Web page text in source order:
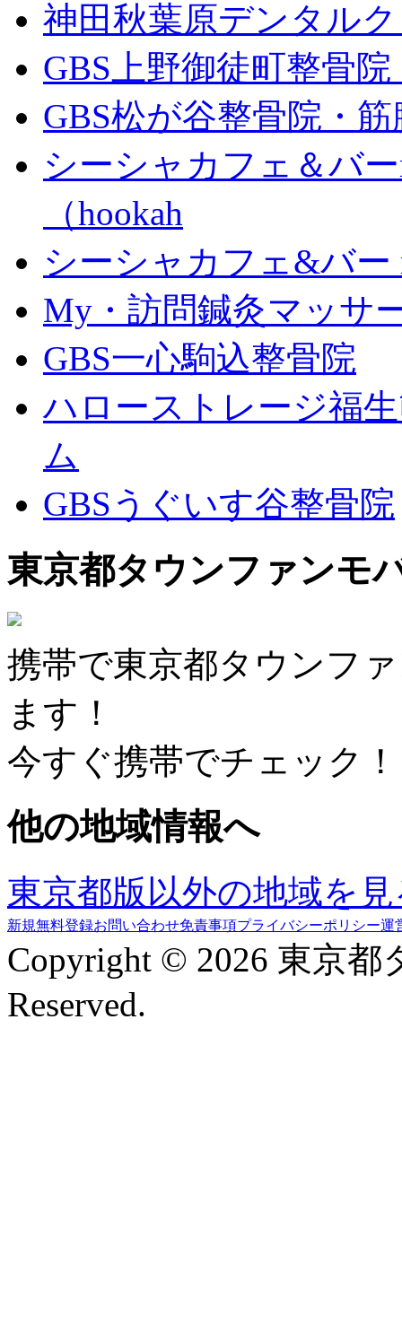
神田秋葉原デンタル
GBS上野御徒町整骨
GBS松が谷整骨院・
シーシャカフェ＆バ
（hookah
シーシャカフェ&バー
My・訪問鍼灸マッサ
GBS一心駒込整骨院
ハローストレージ福
ム
GBSうぐいす谷整骨院
東京都タウンファンモ
携帯で東京都タウンフ
ます！
今すぐ携帯でチェック！
他の地域情報へ
東京都版以外の地域を
新規無料登録お問い合わせ免責事項プライバシーポリシー運
Copyright © 2026 東京
Reserved.